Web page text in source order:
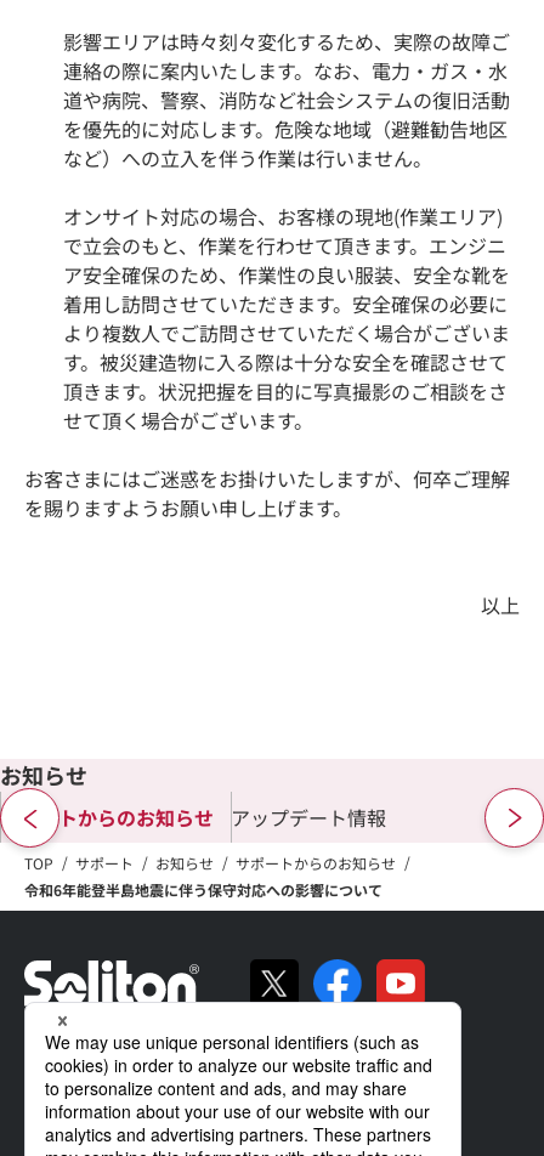
影響エリアは時々刻々変化するため、実際の故障ご
連絡の際に案内いたします。なお、電力・ガス・水
道や病院、警察、消防など社会システムの復旧活動
を優先的に対応します。危険な地域（避難勧告地区
など）への立入を伴う作業は行いません。
オンサイト対応の場合、お客様の現地(作業エリア)
で立会のもと、作業を行わせて頂きます。エンジニ
ア安全確保のため、作業性の良い服装、安全な靴を
着用し訪問させていただきます。安全確保の必要に
より複数人でご訪問させていただく場合がございま
す。被災建造物に入る際は十分な安全を確認させて
頂きます。状況把握を目的に写真撮影のご相談をさ
せて頂く場合がございます。
お客さまにはご迷惑をお掛けいたしますが、何卒ご理解
を賜りますようお願い申し上げます。
以上
お知らせ
サポートからのお知らせ アップデート情報
TOP サポート お知らせ
サポートからのお知らせ
令和6年能登半島地震に伴う保守対応への影響について
ソリトンの強み
製品・サービス
導入事例